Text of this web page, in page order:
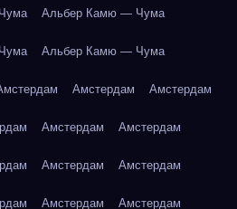
Альбер Камю — Чума
Альбер Камю — Чума
Амстердам Амстердам
Амстердам Амстердам
Амстердам Амстердам
Амстердам Амстердам